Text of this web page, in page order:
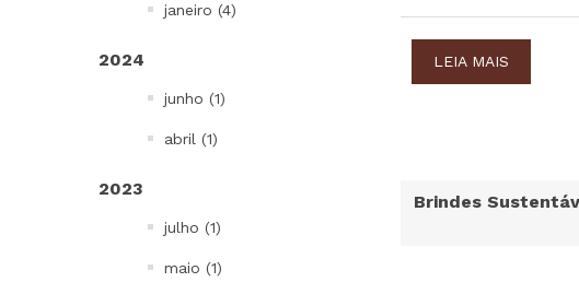
janeiro (4)
2024
junho (1)
abril (1)
2023
julho (1)
maio (1)
LEIA MAIS
Brindes